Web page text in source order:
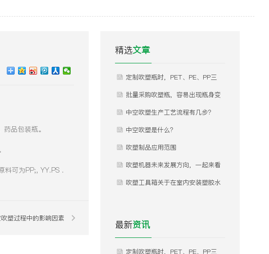
品包装瓶。
可为PP;, YY.PS .
塑过程中的影响因素
精选文章
定制吹塑瓶时，PET、PE、PP三
种常用材质怎么选？不同材质分别
适合什么产品灌装，有哪些优缺
点？
批量采购吹塑瓶，容易出现瓶身变
形、瓶口渗漏、瓶体发白、内部气
泡等问题，这些问题是什么原因导
致的，如何提前规避？
中空吹塑生产工艺流程有几步？
中空吹塑是什么？
吹塑制品应用范围
吹塑机器未来发展方向，一起来看
看！！
吹塑工具箱关于在室内安装塑胶水
最新资讯
定制吹塑瓶时，PET、PE、PP三